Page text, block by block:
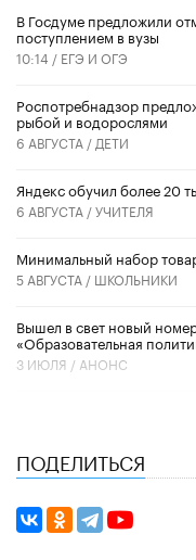
В Госдуме предложили
поступлением в вузы
10:14 / ЕГЭ И ОГЭ
Роспотребнадзор
рыбой и водорослями
6 АВГУСТА / ДЕТИ
​Яндекс обучил более 20
6 АВГУСТА /УЧИТЕЛЯ
Минимальный набор
5 АВГУСТА / ШКОЛЬНИКИ
Вышел в свет новый
«Образовательная
3 ИЮЛЯ / АНОНС
ПОДЕЛИТЬСЯ